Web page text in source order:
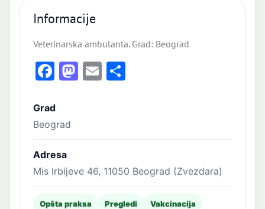
Informacije
Veterinarska ambulanta. Grad: Beograd
Facebook
Mastodon
Email
Grad
Beograd
Adresa
Mis Irbijeve 46, 11050 Beograd (Zvezdara)
Opšta praksa Pregledi Vakcinacija